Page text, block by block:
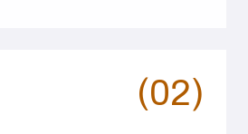
(02)